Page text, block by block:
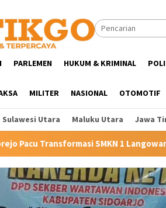
PARLEMEN HUKUM & KRIMINAL
MILITER NASIONAL OTOMOTIF
Sulawesi Utara Maluku Utara Jawa
Langowan, Perkuat Pendidikan